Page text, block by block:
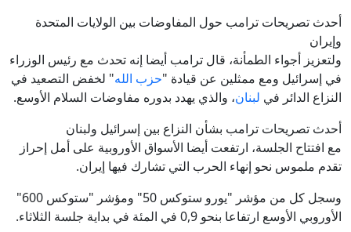
أحدث تصريحات ترامب حول المفاوضات بين الولايات المتحدة
وإيران
ولتعزيز أجواء الطمأنة، قال ترامب أيضا إنه تحدث مع رئيس الوزراء
في إسرائيل ومع ممثلين عن قيادة "حزب الله" لخفض التصعيد في
النزاع الدائر في لبنان، والذي يهدد بدوره مفاوضات السلام الأوسع.
أحدث تصريحات ترامب بشأن النزاع بين إسرائيل ولبنان
مع افتتاح الجلسة، ارتفعت أيضا الأسواق الأوروبية على أمل إحراز
تقدم ملموس نحو إنهاء الحرب التي تشارك فيها إيران.
وسجل كل من مؤشر "يورو ستوكس 50" ومؤشر "ستوكس 600"
الأوروبي الأوسع ارتفاعا بنحو 0,9 في المئة في بداية جلسة الثلاثاء.